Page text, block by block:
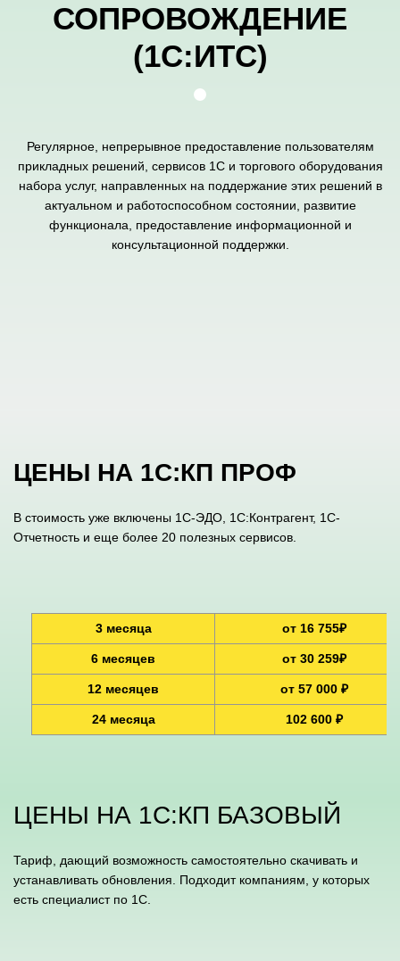
СОПРОВОЖДЕНИЕ
(1С:ИТС)
Регулярное, непрерывное предоставление пользователям
прикладных решений, сервисов 1С и торгового оборудования
набора услуг, направленных на поддержание этих решений в
актуальном и работоспособном состоянии, развитие
функционала, предоставление информационной и
консультационной поддержки.
ЦЕНЫ НА 1С:КП ПРОФ
В стоимость уже включены 1С-ЭДО, 1С:Контрагент, 1С-
Отчетность и еще более 20 полезных сервисов.
3 месяца от 16 755₽
6 месяцев от 30 259₽
12 месяцев от 57 000 ₽
24 месяца 102 600 ₽
ЦЕНЫ НА 1С:КП БАЗОВЫЙ
Тариф, дающий возможность самостоятельно скачивать и
устанавливать обновления. Подходит компаниям, у которых
есть специалист по 1С.